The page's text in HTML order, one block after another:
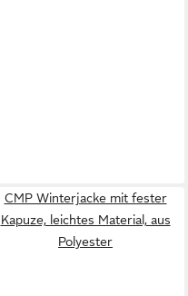
CMP Winterjacke mit fester
Kapuze, leichtes Material, aus
Polyester